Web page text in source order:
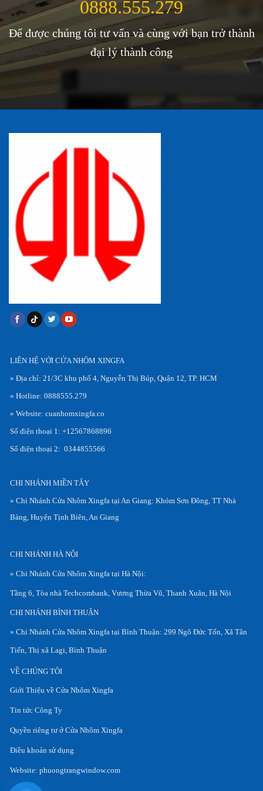
0888.555.279
Để được chúng tôi tư vấn và cùng với bạn trở thành
đại lý thành công
LIÊN HỆ VỚI CỬA NHÔM XINGFA
» Địa chỉ: 21/3C khu phố 4, Nguyễn Thị Búp, Quận 12, TP. HCM
» Hotline: 0888555.279
» Website: cuanhomxingfa.co
Số điện thoại 1: +12567868896
Số điện thoại 2: 0344855566
CHI NHÁNH MIỀN TÂY
» Chi Nhánh Cửa Nhôm Xingfa tại An Giang: Khóm Sơn Đông, TT Nhà
Bàng, Huyện Tịnh Biên, An Giang
CHI NHÁNH HÀ NỘI
» Chi Nhánh Cửa Nhôm Xingfa tại Hà Nội:
Tầng 6, Tòa nhà Techcombank, Vương Thừa Vũ, Thanh Xuân, Hà Nội
CHI NHÁNH BÌNH THUẬN
» Chi Nhánh Cửa Nhôm Xingfa tại Bình Thuận: 299 Ngô Đức Tốn, Xã Tân
Tiến, Thị xã Lagi, Bình Thuận
VỀ CHÚNG TÔI
Giới Thiệu về Cửa Nhôm Xingfa
Tin tức Công Ty
Quyền riêng tư ở Cửa Nhôm Xingfa
Điều khoản sử dụng
Website: phuongtrangwindow.com